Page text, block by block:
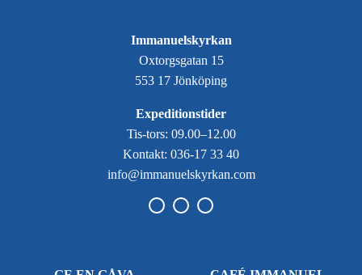
Immanuelskyrkan
Oxtorgsgatan 15
553 17 Jönköping
Expeditionstider
Tis-tors: 09.00–12.00
Kontakt: 036-17 33 40
info@immanuelskyrkan.com